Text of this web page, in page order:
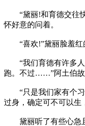
“黛丽!和育德交往快
怀好意的问着。
“喜欢!”黛丽脸羞红
“我们育德有许多人
跑。不过……”阿土伯故
“只是我们家有个习
过身，确定可不可以
黛丽听了有些心急且